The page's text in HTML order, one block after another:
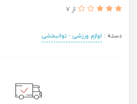
از 7
دسته : لوازم ورزشی - توانبخشی